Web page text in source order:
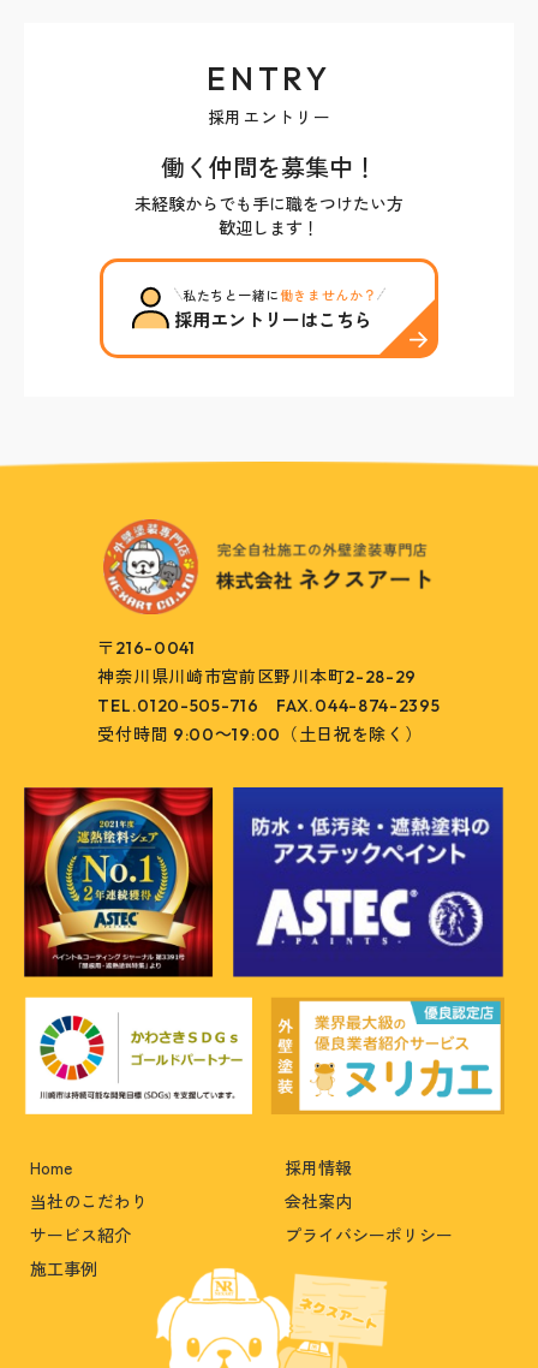
ENTRY
採用エントリー
働く仲間を募集中！
未経験からでも手に職をつけたい方
歓迎します！
私たちと一緒に働きませんか？
採用エントリーはこちら
〒216-0041
神奈川県川崎市宮前区野川本町2-28-29
TEL.0120-505-716 FAX.044-874-2395
受付時間 9:00～19:00（土日祝を除く）
Home
採用情報
当社のこだわり
会社案内
サービス紹介
プライバシーポリシー
施工事例